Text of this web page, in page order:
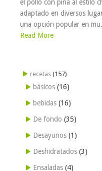
el pollo con piña al estilo
adaptado en diversos
una opción popular en
Read More
recetas (157)
básicos (16)
bebidas (16)
De fondo (35)
Desayunos (1)
Deshidratados (3)
Ensaladas (4)